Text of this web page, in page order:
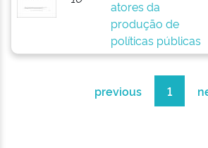
atores da
produção de
políticas públicas
previous 1